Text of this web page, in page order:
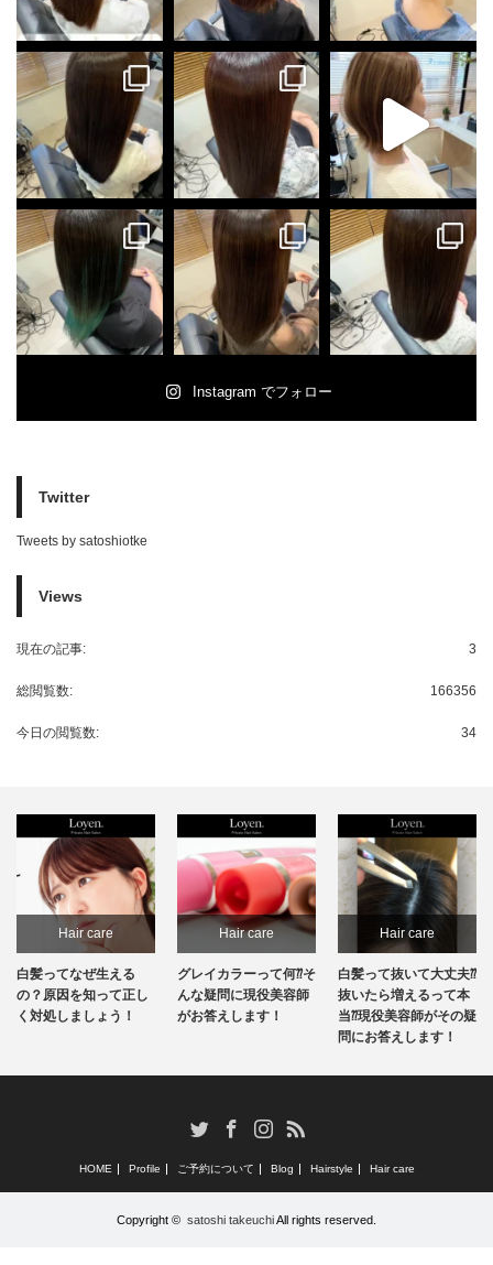
Instagram でフォロー
Twitter
Tweets by satoshiotke
Views
3
現在の記事:
166356
総閲覧数:
34
今日の閲覧数:
Hair care
白髪ってなぜ生える
の？原因を知って正し
く対処しましょう！
Hair care
グレイカラーって何⁇そ
んな疑問に現役美容師
がお答えします！
Hair care
白髪って抜いて大丈夫⁇
抜いたら増えるって本
当⁇現役美容師がその疑
問にお答えします！
TwitterFacebookInstagram
RSS
HOME Profile ご予約について Blog Hairstyle Hair care
Copyright © satoshi takeuchiAll rights reserved.